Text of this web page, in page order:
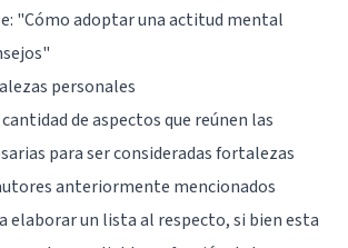
"Cómo adoptar una actitud mental
"
personales
de aspectos que reúnen las
para ser consideradas fortalezas
anteriormente mencionados
elaborar un lista al respecto, si bien esta